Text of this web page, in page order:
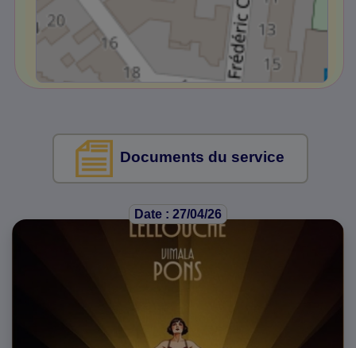
Documents du service
Date : 27/04/26